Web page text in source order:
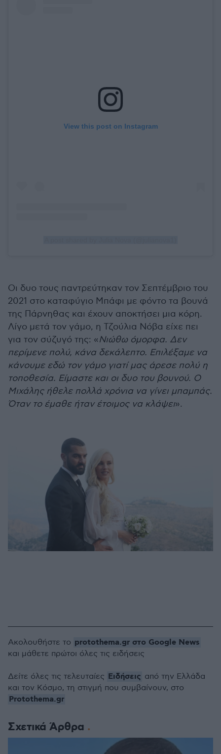
View this post on Instagram
Οι δυο τους παντρεύτηκαν τον Σεπτέμβριο του
2021 στο καταφύγιο Μπάφι με φόντο τα βουνά
της Πάρνηθας και έχουν αποκτήσει μια κόρη.
Λίγο μετά τον γάμο, η Τζούλια Νόβα είχε πει
για τον σύζυγό της: «Νιώθω όμορφα. Δεν
περίμενε πολύ, κάνα δεκάλεπτο. Επιλέξαμε να
κάνουμε εδώ τον γάμο γιατί μας άρεσε πολύ η
τοποθεσία. Είμαστε και οι δυο του βουνού. Ο
Μιχάλης ήθελε πολλά χρόνια να γίνει μπαμπάς.
Όταν το έμαθε ήταν έτοιμος να κλάψει».
Σχετικά Άρθρα
Ακολουθήστε το protothema.gr στο Google News
και μάθετε πρώτοι όλες τις ειδήσεις
Δείτε όλες τις τελευταίες Ειδήσεις από την Ελλάδα
και τον Κόσμο, τη στιγμή που συμβαίνουν, στο
Protothema.gr